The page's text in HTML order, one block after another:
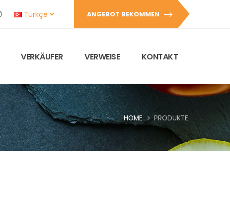
Türkçe ANGEBOT BEKOMMEN
VERKÄUFER VERWEISE KONTAKT
HOME PRODUKTE